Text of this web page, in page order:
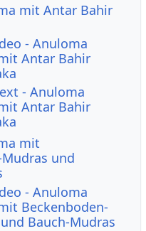
mit Antar Bahir
- Anuloma
Antar Bahir
- Anuloma
Antar Bahir
mit
und
- Anuloma
Beckenboden-
Bauch-Mudras